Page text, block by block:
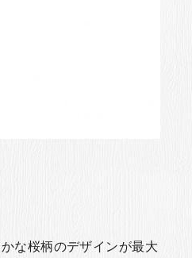
な桜柄のデザインが最大